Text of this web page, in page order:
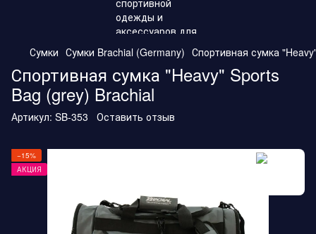
Сумки Сумки Brachial (Germany) Спортивная сумка
Спортивная сумка "Heavy" Sports
Bag (grey) Brachial
Артикул: SB-353 Оставить отзыв
−15%
АКЦИЯ